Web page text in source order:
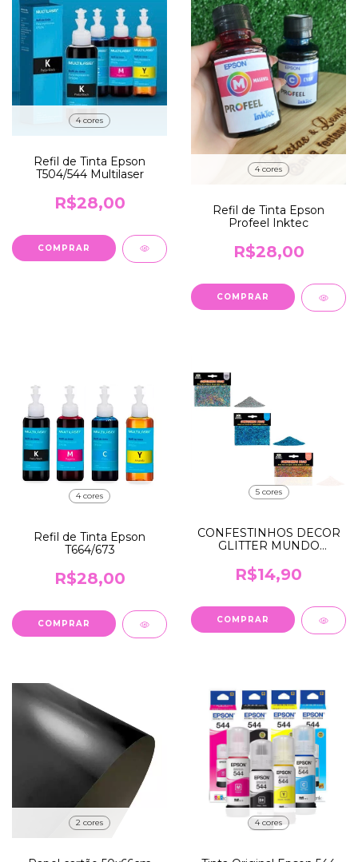
4 cores
Refil de Tinta Epson
T504/544 Multilaser
R$28,00
COMPRAR
4 cores
Refil de Tinta Epson
Profeel Inktec
R$28,00
COMPRAR
4 cores
Refil de Tinta Epson
T664/673
R$28,00
COMPRAR
5 cores
CONFESTINHOS DECOR
GLITTER MUNDO
R$14,90
COMPRAR
2 cores 4 cores